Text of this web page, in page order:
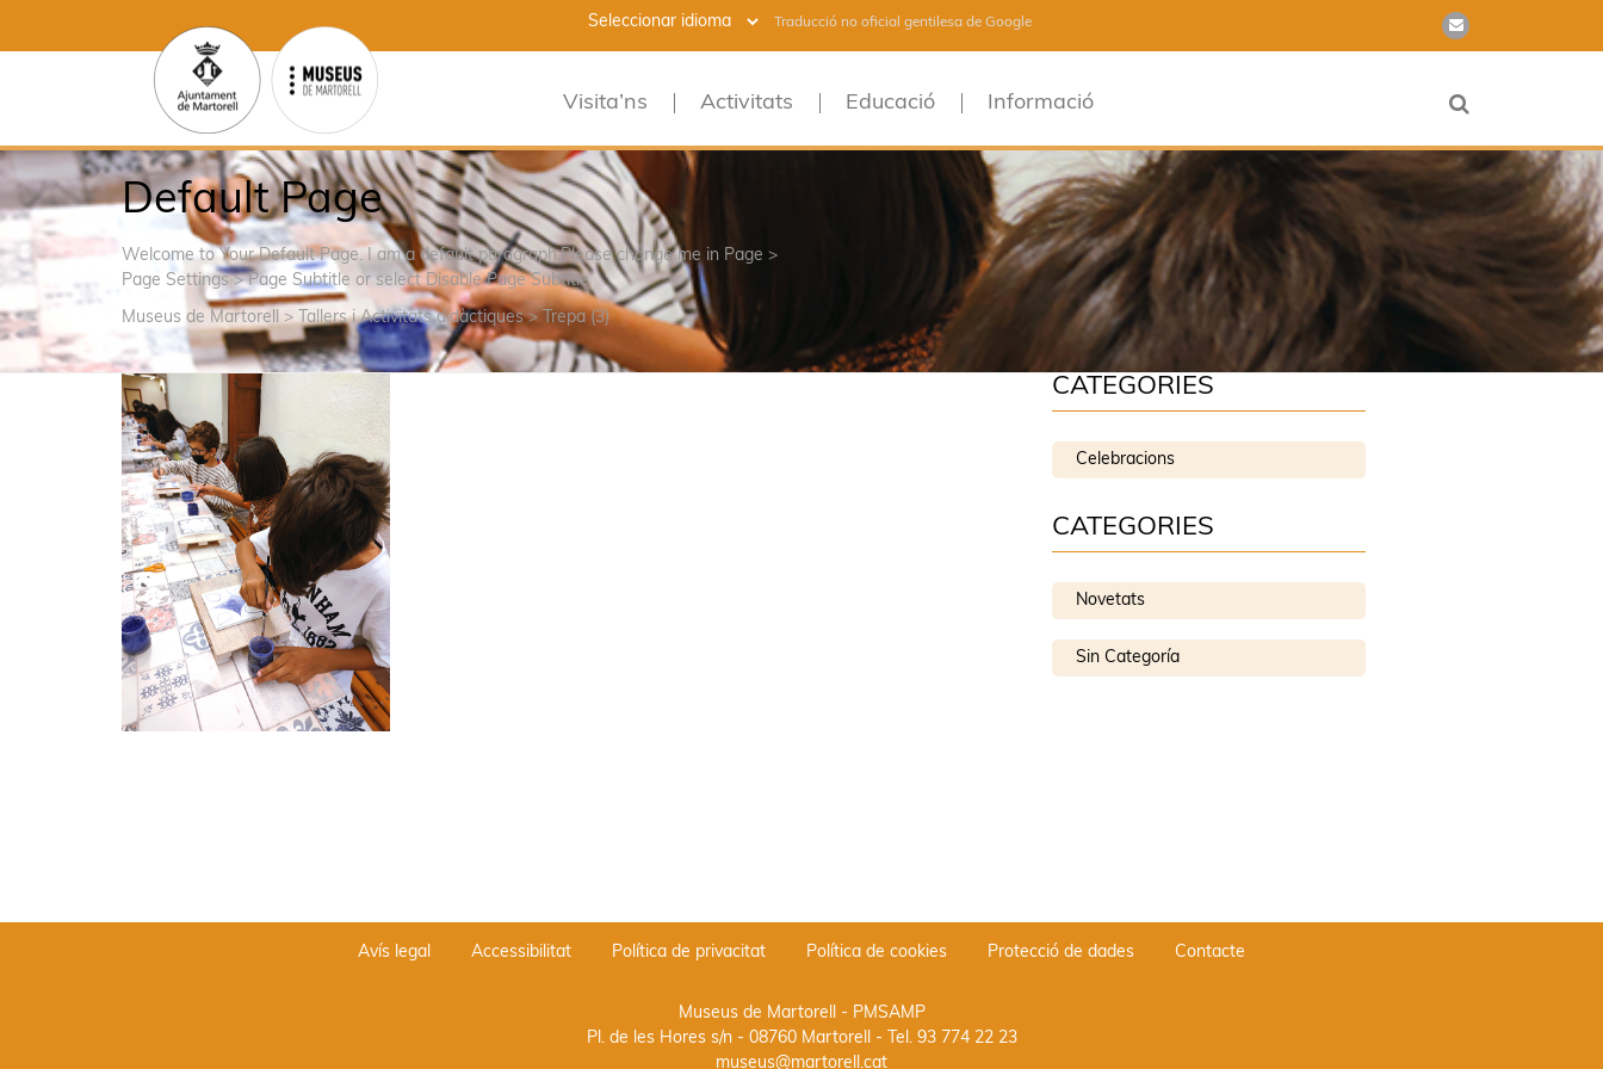
Traducció no oficial gentilesa de Google
Visita’ns Activitats Educació Informació
Default Page
Welcome to Your Default Page. I am a default paragraph.Please change me in Page >
Page Settings > Page Subtitle or select Disable Page Subtitle
Museus de Martorell >Tallers i Activitats didàctiques> Trepa (3)
CATEGORIES
Celebracions
CATEGORIES
Novetats
Sin Categoría
Avís legal Accessibilitat Política de privacitat Política de cookies Protecció de dades Contacte
Museus de Martorell - PMSAMP
Pl. de les Hores s/n - 08760 Martorell- Tel. 93 774 22 23
museus@martorell.cat